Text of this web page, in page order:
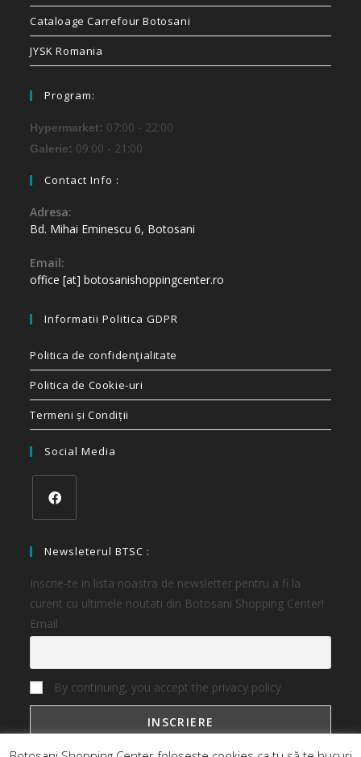
Cataloage Carrefour Botosani
JYSK Romania
Program:
Hypermarket: 07:00 - 22:00
Galerie: 09:00 - 21:00
Contact Info :
Adresa:
Bd. Mihai Eminescu 6, Botosani
Email:
office [at] botosanishoppingcenter.ro
Informatii Politica GDPR
Politica de confidenţialitate
Politica de Cookie-uri
Termeni și Condiții
Social Media
Newsleterul BTSC :
Inscrie-te in lista noastra de newsletter pentru a fi la
curent cu ultimele noutati din Botosani Shopping Center!
Email
By continuing, you accept the privacy policy